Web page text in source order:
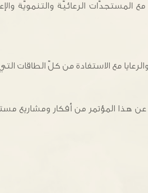
الرعائيّة والتنمويّة
مع الاستفادة من كلّ الطاقات
هذا المؤتمر من أفكار ومشاريع